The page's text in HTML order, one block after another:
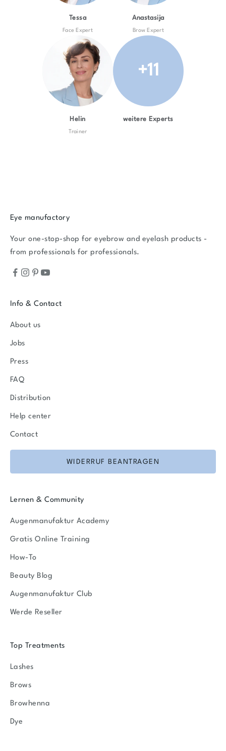
Tessa
Face Expert
Anastasija
Brow Expert
Helin
Trainer
+11
weitere Experts
Eye manufactory
Your one-stop-shop for eyebrow and eyelash products -
from professionals for professionals.
Info & Contact
About us
Jobs
Press
FAQ
Distribution
Help center
Contact
WIDERRUF BEANTRAGEN
Lernen & Community
Augenmanufaktur Academy
Gratis Online Training
How-To
Beauty Blog
Augenmanufaktur Club
Werde Reseller
Top Treatments
Lashes
Brows
Browhenna
Dye